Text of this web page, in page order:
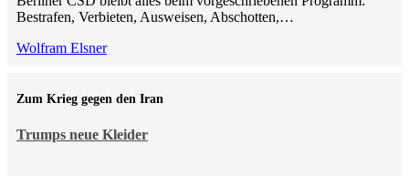
Bestrafen, Verbieten, Ausweisen, Abschotten,…
Wolfram Elsner
Trumps neue Kleider
Zum Krieg gegen den Iran